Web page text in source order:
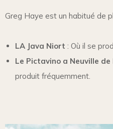
Greg Haye est un habitué de
LA Java Niort : Où il se
Le Pictavino a Neuville de
produit fréquemment.